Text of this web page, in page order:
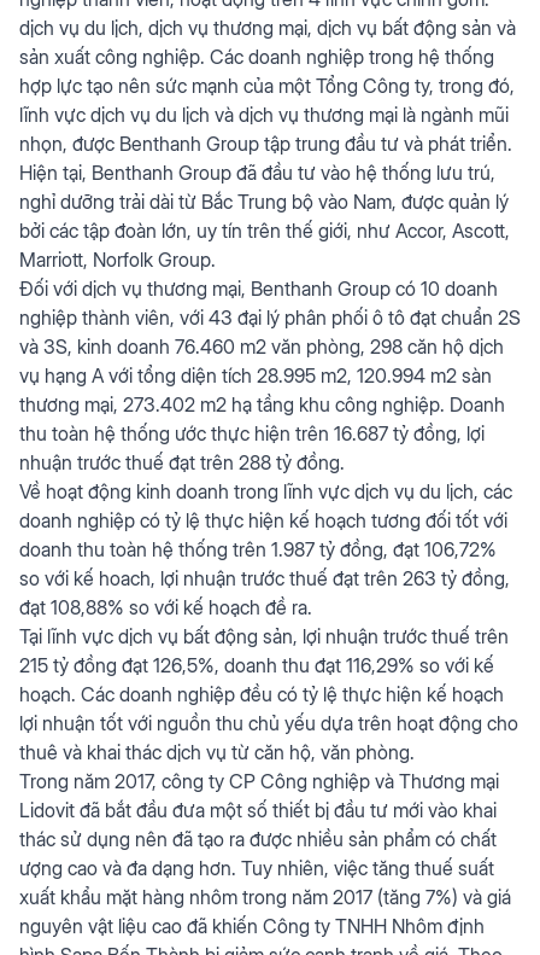
dịch vụ du lịch, dịch vụ thương mại, dịch vụ bất động sản và
sản xuất công nghiệp. Các doanh nghiệp trong hệ thống
hợp lực tạo nên sức mạnh của một Tổng Công ty, trong đó,
lĩnh vực dịch vụ du lịch và dịch vụ thương mại là ngành mũi
nhọn, được Benthanh Group tập trung đầu tư và phát triển.
Hiện tại, Benthanh Group đã đầu tư vào hệ thống lưu trú,
nghỉ dưỡng trải dài từ Bắc Trung bộ vào Nam, được quản lý
bởi các tập đoàn lớn, uy tín trên thế giới, như Accor, Ascott,
Marriott, Norfolk Group.
Đối với dịch vụ thương mại, Benthanh Group có 10 doanh
nghiệp thành viên, với 43 đại lý phân phối ô tô đạt chuẩn 2S
và 3S, kinh doanh 76.460 m2 văn phòng, 298 căn hộ dịch
vụ hạng A với tổng diện tích 28.995 m2, 120.994 m2 sàn
thương mại, 273.402 m2 hạ tầng khu công nghiệp. Doanh
thu toàn hệ thống ước thực hiện trên 16.687 tỷ đồng, lợi
nhuận trước thuế đạt trên 288 tỷ đồng.
Về hoạt động kinh doanh trong lĩnh vực dịch vụ du lịch, các
doanh nghiệp có tỷ lệ thực hiện kế hoạch tương đối tốt với
doanh thu toàn hệ thống trên 1.987 tỷ đồng, đạt 106,72%
so với kế hoach, lợi nhuận trước thuế đạt trên 263 tỷ đồng,
đạt 108,88% so với kế hoạch đề ra.
Tại lĩnh vực dịch vụ bất động sản, lợi nhuận trước thuế trên
215 tỷ đồng đạt 126,5%, doanh thu đạt 116,29% so với kế
hoạch. Các doanh nghiệp đều có tỷ lệ thực hiện kế hoạch
lợi nhuận tốt với nguồn thu chủ yếu dựa trên hoạt động cho
thuê và khai thác dịch vụ từ căn hộ, văn phòng.
Trong năm 2017, công ty CP Công nghiệp và Thương mại
Lidovit đã bắt đầu đưa một số thiết bị đầu tư mới vào khai
thác sử dụng nên đã tạo ra được nhiều sản phẩm có chất
ượng cao và đa dạng hơn. Tuy nhiên, việc tăng thuế suất
xuất khẩu mặt hàng nhôm trong năm 2017 (tăng 7%) và giá
nguyên vật liệu cao đã khiến Công ty TNHH Nhôm định